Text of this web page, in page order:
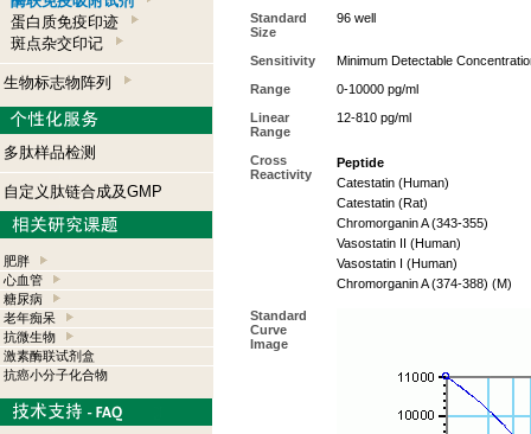
蛋白质免疫印迹
斑点杂交印记
生物标志物阵列
多肽样品检测
自定义肽链合成及GMP
肥胖
心血管
糖尿病
老年痴呆
抗微生物
激素酶联试剂盒
抗癌小分子化合物
Standard
Size
96 well
Sensitivity
Minimum Detectable
Range
0-10000 pg/ml
Linear
Range
12-810 pg/ml
Cross
Reactivity
Peptide
Catestatin (Human)
Catestatin (Rat)
Chromorganin A (343-355)
Vasostatin II (Human)
Vasostatin I (Human)
Chromorganin A (374-388) (M)
Standard
Curve
Image